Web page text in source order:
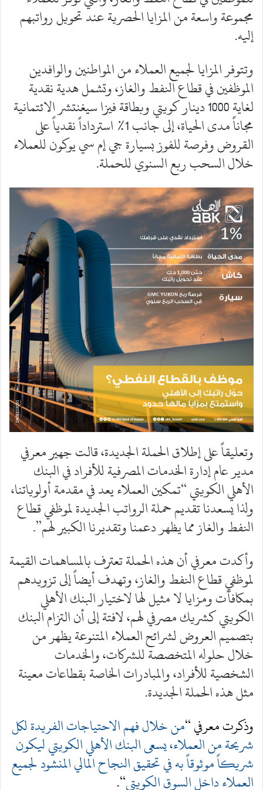
مجموعة واسعة من المزايا الحصرية عند تحويل رواتبهم
إليه.
وتتوفر المزايا لجميع العملاء من المواطنين والوافدين
الموظفين في قطاع النفط والغاز، وتشمل هدية نقدية
لغاية 1000 دينار كويتي وبطاقة فيزا سيغنتشر الائتمانية
مجاناً مدى الحياة، إلى جانب 1% استرداداً نقدياً على
القروض وفرصة للفوز بسيارة جي إم سي يوكون للعملاء
خلال السحب ربع السنوي للحملة.
وتعليقاً على إطلاق الحملة الجديدة، قالت جهير معرفي
مدير عام إدارة الخدمات المصرفية للأفراد في البنك
الأهلي الكويتي “تمكين العملاء يعد في مقدمة أولوياتنا،
ولذا يسعدنا تقديم حملة الرواتب الجديدة لموظفي قطاع
النفط والغاز مما يظهر دعمنا وتقديرنا الكبير لهم”.
وأكدت معرفي أن هذه الحملة تعترف بالمساهمات القيمة
لموظفي قطاع النفط والغاز، وتهدف أيضاً إلى تزويدهم
بمكافآت ومزايا لا مثيل لها لاختيار البنك الأهلي
الكويتي كشريك مصرفي لهم، لافتة إلى أن التزام البنك
بتصميم العروض لشرائح العملاء المتنوعة يظهر من
خلال حلوله المتخصصة للشركات، والخدمات
الشخصية للأفراد، والمبادرات الخاصة بقطاعات معينة
مثل هذه الحملة الجديدة.
وذكرت معرفي “من خلال فهم الاحتياجات الفريدة لكل
شريحة من العملاء، يسعى البنك الأهلي الكويتي ليكون
شريكاً موثوقاً به في تحقيق النجاح المالي المنشود لجميع
العملاء داخل السوق الكويتي“.